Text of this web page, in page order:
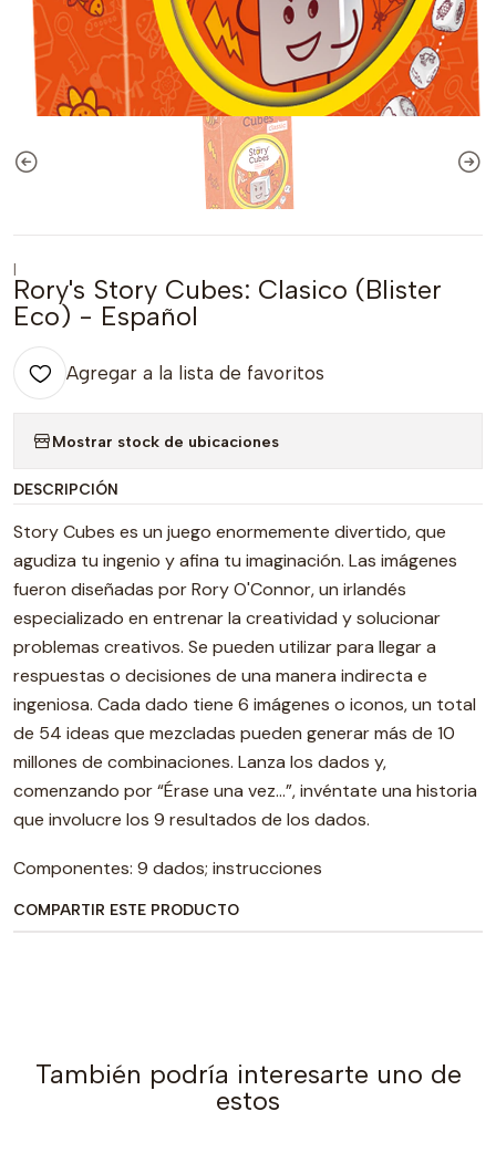
|
Rory's Story Cubes: Clasico (Blister
Eco) - Español
Agregar a la lista de favoritos
Mostrar stock de ubicaciones
DESCRIPCIÓN
Story Cubes es un juego enormemente divertido, que
agudiza tu ingenio y afina tu imaginación. Las imágenes
fueron diseñadas por Rory O'Connor, un irlandés
especializado en entrenar la creatividad y solucionar
problemas creativos. Se pueden utilizar para llegar a
respuestas o decisiones de una manera indirecta e
ingeniosa. Cada dado tiene 6 imágenes o iconos, un total
de 54 ideas que mezcladas pueden generar más de 10
millones de combinaciones. Lanza los dados y,
comenzando por “Érase una vez…”, invéntate una historia
que involucre los 9 resultados de los dados.
Componentes: 9 dados; instrucciones
COMPARTIR ESTE PRODUCTO
También podría interesarte uno de
estos